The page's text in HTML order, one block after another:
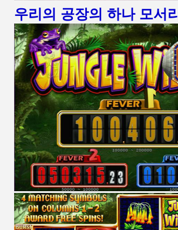
우리의 공장의 하나 모서리